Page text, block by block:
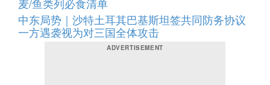
麦/鱼类列必食清单
中东局势｜沙特土耳其巴基斯坦签共同防务协议
一方遇袭视为对三国全体攻击